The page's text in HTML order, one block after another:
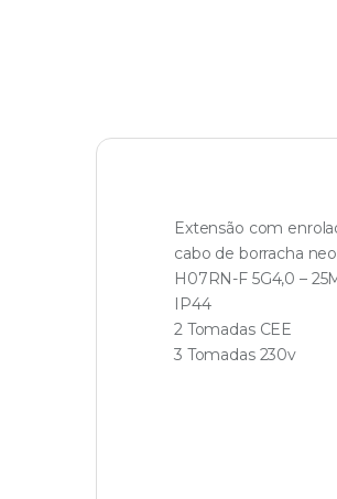
Extensão com
cabo de borracha
H07RN-F 5G4,0 –
IP44
2 Tomadas CEE
3 Tomadas 230v